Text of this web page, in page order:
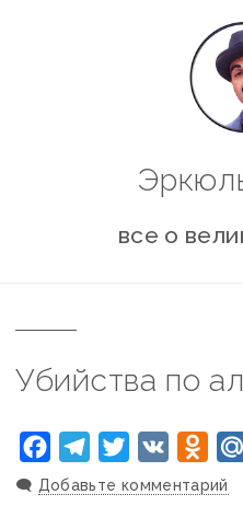
все о
Убийства по
FacebookTelegramTwitter
VK
🗨️ Добавьте комментарий